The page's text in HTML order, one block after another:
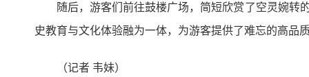
随后，游客们前往鼓楼广场，简短欣赏了空灵婉转
史教育与文化体验融为一体，为游客提供了难忘的高品
（记者 韦妹）